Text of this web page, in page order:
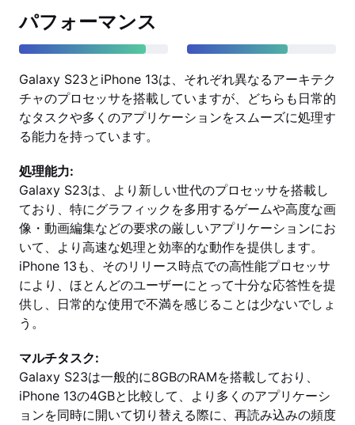
パフォーマンス
Galaxy S23とiPhone 13は、それぞれ異なるアーキテク
チャのプロセッサを搭載していますが、どちらも日常的
なタスクや多くのアプリケーションをスムーズに処理す
る能力を持っています。
処理能力:
Galaxy S23は、より新しい世代のプロセッサを搭載し
ており、特にグラフィックを多用するゲームや高度な画
像・動画編集などの要求の厳しいアプリケーションにお
いて、より高速な処理と効率的な動作を提供します。
iPhone 13も、そのリリース時点での高性能プロセッサ
により、ほとんどのユーザーにとって十分な応答性を提
供し、日常的な使用で不満を感じることは少ないでしょ
う。
マルチタスク:
Galaxy S23は一般的に8GBのRAMを搭載しており、
iPhone 13の4GBと比較して、より多くのアプリケーシ
ョンを同時に開いて切り替える際に、再読み込みの頻度